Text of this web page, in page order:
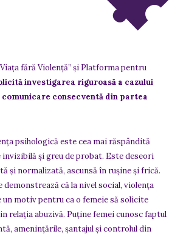
fără Violență” și Platforma pentru
investigarea riguroasă a cazului
consecventă din partea
psihologică este cea mai răspândită
invizibilă și greu de probat. Este deseori
și normalizată, ascunsă în rușine și frică.
că la nivel social, violența
un motiv pentru ca o femeie să solicite
relația abuzivă. Puține femei cunosc faptul
amenințările, șantajul și controlul din